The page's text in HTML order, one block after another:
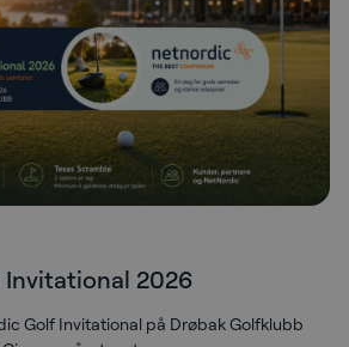
2026
Golf Invitational på Drøbak Golfklubb